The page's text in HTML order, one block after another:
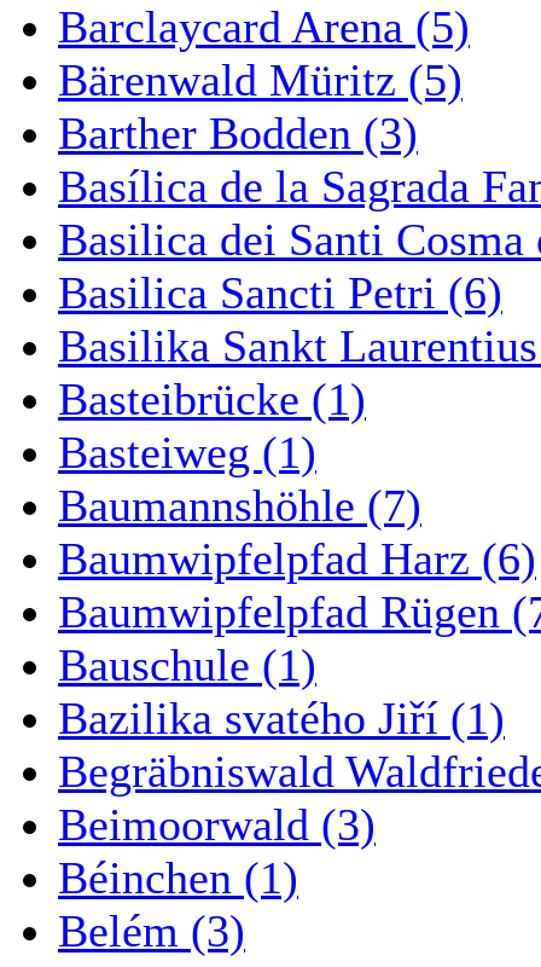
Barclaycard Arena (5)
Bärenwald Müritz (5)
Barther Bodden (3)
Basílica de la Sagrada
Basilica dei Santi
Basilica Sancti Petri (6)
Basilika Sankt
Basteibrücke (1)
Basteiweg (1)
Baumannshöhle (7)
Baumwipfelpfad Harz (6)
Baumwipfelpfad Rügen
Bauschule (1)
Bazilika svatého Jiří (1)
Begräbniswald
Beimoorwald (3)
Béinchen (1)
Belém (3)